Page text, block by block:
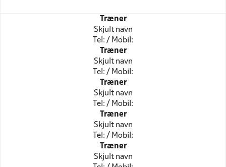
Træner
Skjult navn
Tel: / Mobil:
Træner
Skjult navn
Tel: / Mobil:
Træner
Skjult navn
Tel: / Mobil:
Træner
Skjult navn
Tel: / Mobil:
Træner
Skjult navn